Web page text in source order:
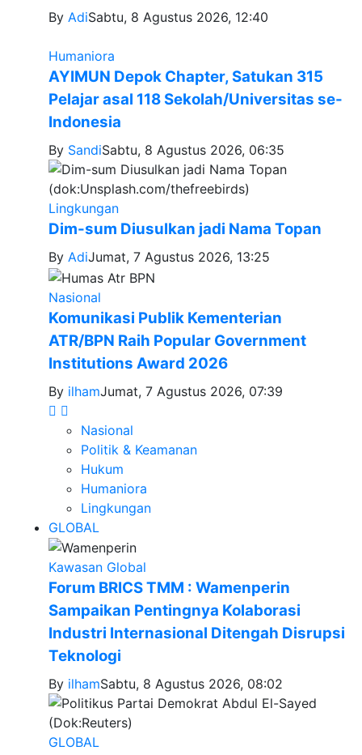
By AdiSabtu, 8 Agustus 2026, 12:40
Humaniora
AYIMUN Depok Chapter, Satukan 315
Pelajar asal 118 Sekolah/Universitas se-
Indonesia
By SandiSabtu, 8 Agustus 2026, 06:35
Lingkungan
Dim-sum Diusulkan jadi Nama Topan
By AdiJumat, 7 Agustus 2026, 13:25
Nasional
Komunikasi Publik Kementerian
ATR/BPN Raih Popular Government
Institutions Award 2026
By ilhamJumat, 7 Agustus 2026, 07:39
Nasional
Politik & Keamanan
Hukum
Humaniora
Lingkungan
GLOBAL
Kawasan Global
Forum BRICS TMM : Wamenperin
Sampaikan Pentingnya Kolaborasi
Industri Internasional Ditengah Disrupsi
Teknologi
By ilhamSabtu, 8 Agustus 2026, 08:02
GLOBAL